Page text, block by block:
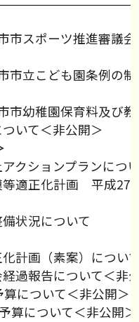
スポーツ推進審議会
立こども園条例の制
幼稚園保育料及び教
いて＜非公開＞
クションプランにつ
等適正化計画 平成27
状況について
計画（素案）につい
過報告について＜非
について＜非公開＞
算について＜非公開＞